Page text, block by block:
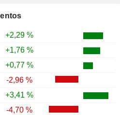
+2,29 %
+1,76 %
+0,77 %
-2,96 %
+3,41 %
-4,70 %